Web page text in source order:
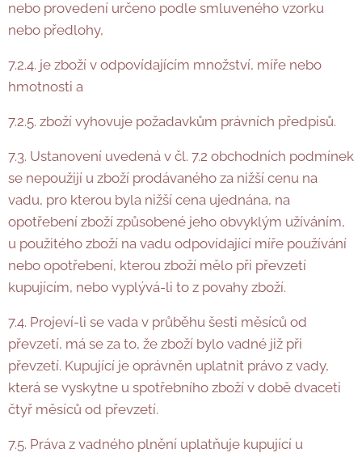
nebo provedení určeno podle smluveného vzorku
nebo předlohy,
7.2.4. je zboží v odpovídajícím množství, míře nebo
hmotnosti a
7.2.5. zboží vyhovuje požadavkům právních předpisů.
7.3. Ustanovení uvedená v čl. 7.2 obchodních podmínek
se nepoužijí u zboží prodávaného za nižší cenu na
vadu, pro kterou byla nižší cena ujednána, na
opotřebení zboží způsobené jeho obvyklým užíváním,
u použitého zboží na vadu odpovídající míře používání
nebo opotřebení, kterou zboží mělo při převzetí
kupujícím, nebo vyplývá-li to z povahy zboží.
7.4. Projeví-li se vada v průběhu šesti měsíců od
převzetí, má se za to, že zboží bylo vadné již při
převzetí. Kupující je oprávněn uplatnit právo z vady,
která se vyskytne u spotřebního zboží v době dvaceti
čtyř měsíců od převzetí.
7.5. Práva z vadného plnění uplatňuje kupující u